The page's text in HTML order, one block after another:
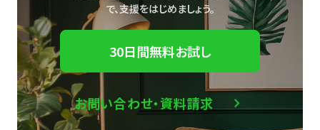
で、支援をはじめましょう。
30日間無料お試し
お問い合わせ・資料請求